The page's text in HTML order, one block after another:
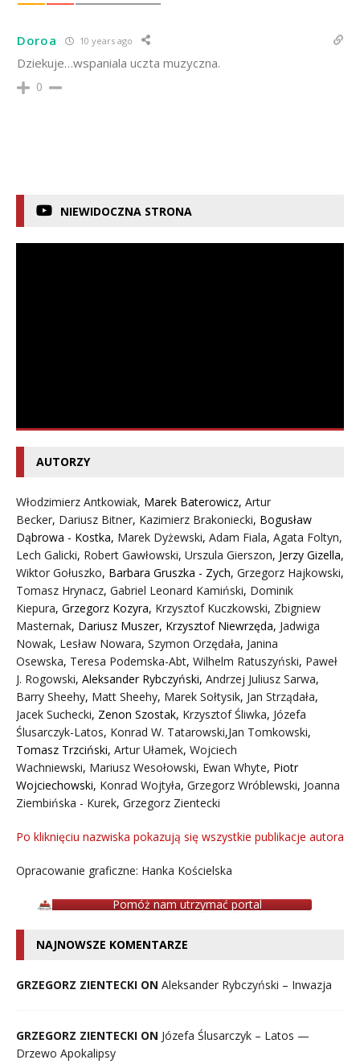
Doroa 10 years ago
Dziekuje…wspaniala uczta muzyczna.
0
NIEWIDOCZNA STRONA
AUTORZY
Włodzimierz Antkowiak, Marek Baterowicz, Artur
Becker, Dariusz Bitner, Kazimierz Brakoniecki, Bogusław
Dąbrowa - Kostka, Marek Dyżewski, Adam Fiala, Agata Foltyn,
Lech Galicki, Robert Gawłowski, Urszula Gierszon, Jerzy Gizella,
Wiktor Gołuszko, Barbara Gruszka - Zych, Grzegorz Hajkowski,
Tomasz Hrynacz, Gabriel Leonard Kamiński, Dominik
Kiepura, Grzegorz Kozyra, Krzysztof Kuczkowski, Zbigniew
Masternak, Dariusz Muszer, Krzysztof Niewrzęda, Jadwiga
Nowak, Lesław Nowara, Szymon Orzędała, Janina
Osewska, Teresa Podemska-Abt, Wilhelm Ratuszyński, Paweł
J. Rogowski, Aleksander Rybczyński, Andrzej Juliusz Sarwa,
Barry Sheehy, Matt Sheehy, Marek Sołtysik, Jan Strządała,
Jacek Suchecki, Zenon Szostak, Krzysztof Śliwka, Józefa
Ślusarczyk-Latos, Konrad W. Tatarowski,Jan Tomkowski,
Tomasz Trzciński, Artur Ułamek, Wojciech
Wachniewski, Mariusz Wesołowski, Ewan Whyte, Piotr
Wojciechowski, Konrad Wojtyła, Grzegorz Wróblewski, Joanna
Ziembińska - Kurek, Grzegorz Zientecki
Po kliknięciu nazwiska pokazują się wszystkie publikacje autora
Opracowanie graficzne: Hanka Kościelska
Pomóż nam utrzymać portal
NAJNOWSZE KOMENTARZE
GRZEGORZ ZIENTECKI ON Aleksander Rybczyński – Inwazja
GRZEGORZ ZIENTECKI ON Józefa Ślusarczyk – Latos —
Drzewo Apokalipsy